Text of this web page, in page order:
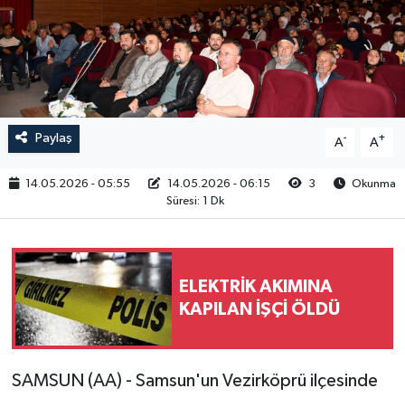
Paylaş A- A+
14.05.2026 - 05:55 14.05.2026 - 06:15 3
Okunma
Süresi: 1 Dk
ELEKTRİK AKIMINA
KAPILAN İŞÇİ ÖLDÜ
SAMSUN (AA) - Samsun'un Vezirköprü ilçesinde
RESMİ İLAN